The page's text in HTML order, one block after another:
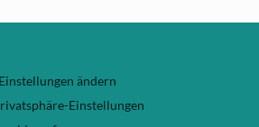
ändern
Einstellungen